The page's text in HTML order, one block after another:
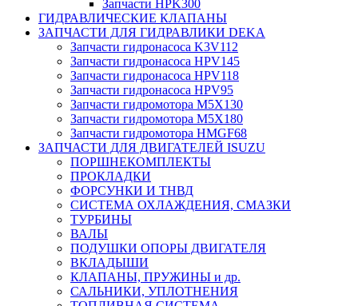
Запчасти HPK300
ГИДРАВЛИЧЕСКИЕ КЛАПАНЫ
ЗАПЧАСТИ ДЛЯ ГИДРАВЛИКИ DEKA
Запчасти гидронасоса K3V112
Запчасти гидронасоса HPV145
Запчасти гидронасоса HPV118
Запчасти гидронасоса HPV95
Запчасти гидромотора M5X130
Запчасти гидромотора M5X180
Запчасти гидромотора HMGF68
ЗАПЧАСТИ ДЛЯ ДВИГАТЕЛЕЙ ISUZU
ПОРШНЕКОМПЛЕКТЫ
ПРОКЛАДКИ
ФОРСУНКИ И ТНВД
СИСТЕМА ОХЛАЖДЕНИЯ, СМАЗКИ
ТУРБИНЫ
ВАЛЫ
ПОДУШКИ ОПОРЫ ДВИГАТЕЛЯ
ВКЛАДЫШИ
КЛАПАНЫ, ПРУЖИНЫ и др.
САЛЬНИКИ, УПЛОТНЕНИЯ